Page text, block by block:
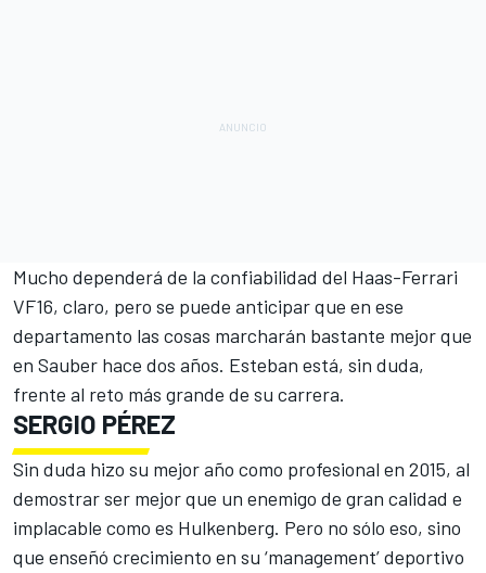
Mucho dependerá de la confiabilidad del Haas-Ferrari
VF16, claro, pero se puede anticipar que en ese
departamento las cosas marcharán bastante mejor que
en Sauber hace dos años. Esteban está, sin duda,
frente al reto más grande de su carrera.
SERGIO PÉREZ
Sin duda hizo su mejor año como profesional en 2015, al
demostrar ser mejor que un enemigo de gran calidad e
implacable como es Hulkenberg. Pero no sólo eso, sino
que enseñó crecimiento en su ‘management’ deportivo